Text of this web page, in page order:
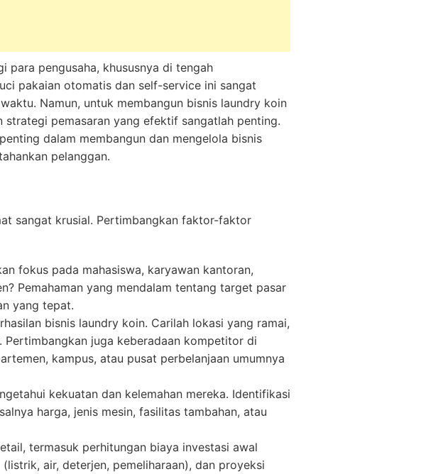
para pengusaha, khususnya di tengah
pakaian otomatis dan self-service ini sangat
Namun, untuk membangun bisnis laundry koin
strategi pemasaran yang efektif sangatlah penting.
dalam membangun dan mengelola bisnis
pelanggan.
sangat krusial. Pertimbangkan faktor-faktor
fokus pada mahasiswa, karyawan kantoran,
Pemahaman yang mendalam tentang target pasar
yang tepat.
bisnis laundry koin. Carilah lokasi yang ramai,
Pertimbangkan juga keberadaan kompetitor di
kampus, atau pusat perbelanjaan umumnya
kekuatan dan kelemahan mereka. Identifikasi
harga, jenis mesin, fasilitas tambahan, atau
termasuk perhitungan biaya investasi awal
air, deterjen, pemeliharaan), dan proyeksi